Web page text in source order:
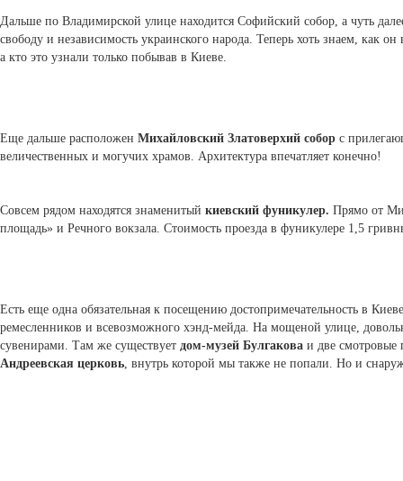
Дальше по Владимирской улице находится Софийский собор, а чуть
свободу и независимость украинского народа. Теперь хоть знаем, как
а кто это узнали только побывав в Киеве.
Еще дальше расположен Михайловский Златоверхий собор с
величественных и могучих храмов. Архитектура впечатляет конечно!
Совсем рядом находятся знаменитый киевский фуникулер. Прямо от
площадь» и Речного вокзала. Стоимость проезда в фуникулере 1,5
Есть еще одна обязательная к посещению достопримечательность в
ремесленников и всевозможного хэнд-мейда. На мощеной улице,
сувенирами. Там же существует дом-музей Булгакова и две смотровые
Андреевская церковь , внутрь которой мы также не попали. Но и